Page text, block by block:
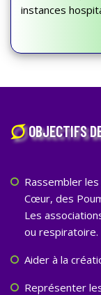
instances
OBJECTIFS
Rassembler
Cœur, des
Les
ou respiratoire.
Aider à la
Représenter